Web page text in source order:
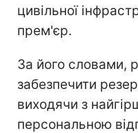
цивільної
прем'єр.
За його словами,
забезпечити
виходячи з
персональною